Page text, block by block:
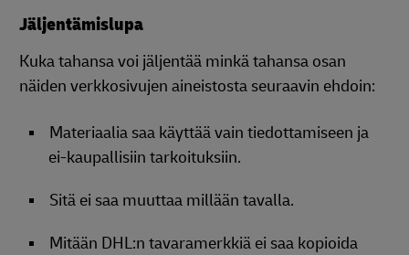
Jäljentämislupa
Kuka tahansa voi jäljentää minkä tahansa osan
näiden verkkosivujen aineistosta seuraavin ehdoin:
Materiaalia saa käyttää vain tiedottamiseen ja
ei-kaupallisiin tarkoituksiin.
Sitä ei saa muuttaa millään tavalla.
Mitään DHL:n tavaramerkkiä ei saa kopioida